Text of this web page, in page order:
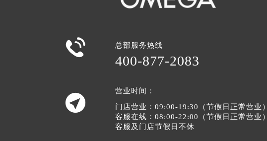
 总部服务热线
400-877-2083

营业时间：
门店营业：09:00-19:30（节假日正常营业）
客服在线：08:00-22:00（节假日正常营业）
客服及门店节假日不休